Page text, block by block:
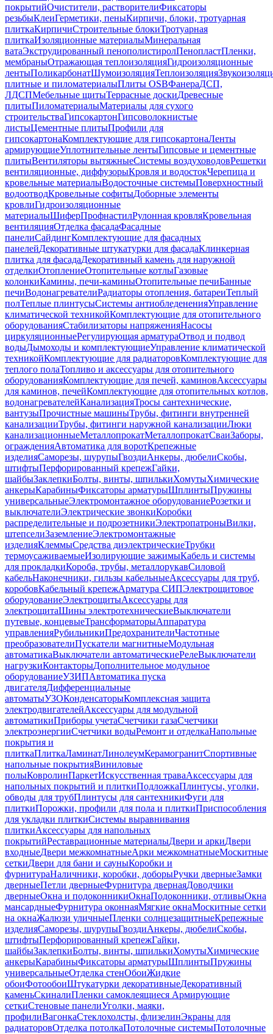
покрытийОчистители, растворителиФиксаторы
резьбыКлеиГерметики, пеныКирпичи, блоки, тротуарная
плиткаКирпичиСтроительные блокиТротуарная
плиткаИзоляционные материалыМинеральная
ватаЭкструдированный пенополистиролПенопластПленки,
мембраныОтражающая теплоизоляцияГидроизоляционные
лентыПоликарбонатШумоизоляцияТеплоизоляция
плитные и пиломатериалыПлиты OSBФанераДСП,
ЛДСПМебельные щитыТеррасные доскиДревесные
плитыПиломатериалыМатериалы для сухого
строительстваГипсокартонГипсоволокнистые
листыЦементные плитыПрофили для
гипсокартонаКомплектующие для гипсокартонаЛенты
армирующиеУплотнительные лентыГипсовые и цементные
плитыВентиляторы вытяжныеСистемы воздуховодовРешетки
вентиляционные, диффузорыКровля и водостокЧерепица и
кровельные материалыВодосточные системыПоверхностный
водоотводКровельные софитыДоборные элементы
кровлиГидроизоляционные
материалыШиферПрофнастилРулонная кровляКровельная
вентиляцияОтделка фасадаФасадные
панелиСайдингКомплектующие для фасадных
панелейДекоративные штукатурки для фасадаКлинкерная
плитка для фасадаДекоративный камень для наружной
отделкиОтоплениеОтопительные котлыГазовые
колонкиКамины, печи-каминыОтопительные печиБанные
печиВодонагревателиРадиаторы отопления, батареиТеплый
полТеплые плинтусыСистемы антиобледененияУправление
климатической техникойКомплектующие для отопительного
оборудованияСтабилизаторы напряженияНасосы
циркуляционныеРегулирующая арматураОтвод и подвод
водыДымоходы и комплектующиеУправление климатической
техникойКомплектующие для радиаторовКомплектующие для
теплого полаТопливо и аксессуары для отопительного
оборудованияКомплектующие для печей, каминовАксессуары
для каминов, печейКомплектующие для отопительных котлов,
водонагревателейКанализацияТросы сантехнические,
вантузыПрочистные машиныТрубы, фитинги внутренней
канализацииТрубы, фитинги наружной канализацииЛюки
канализационныеМеталлопрокатМеталлопрокатСваиЗаборы,
огражденияАвтоматика для воротКрепежные
изделияСаморезы, шурупыГвоздиАнкеры, дюбелиСкобы,
штифтыПерфорированный крепежГайки,
шайбыЗаклепкиБолты, винты, шпилькиХомутыХимические
анкерыКарабиныФиксаторы арматурыШплинтыПружины
универсальныеЭлектромонтажное оборудованиеРозетки и
выключателиЭлектрические звонкиКоробки
распределительные и подрозетникиЭлектропатроныВилки,
штепселиЗаземлениеЭлектромонтажные
изделияКлеммыСредства диэлектрическиеТрубки
термоусаживаемыеИзолирующие зажимыКабель и системы
для прокладкиКороба, трубы, металлорукавСиловой
кабельНаконечники, гильзы кабельныеАксессуары для труб,
коробовКабельный крепежАрматура СИПЭлектрощитовое
оборудованиеЭлектрощитыАксессуары для
электрощитаШины электротехническиеВыключатели
путевые, концевыеТрансформаторыАппаратура
управленияРубильникиПредохранителиЧастотные
преобразователиПускатели магнитныеМодульная
автоматикаВыключатели автоматическиеРелеВыключатели
нагрузкиКонтакторыДополнительное модульное
оборудованиеУЗИПАвтоматика пуска
двигателяДифференциальные
автоматыУЗОКонденсаторыКомплексная защита
электродвигателейАксессуары для модульной
автоматикиПриборы учетаСчетчики газаСчетчики
электроэнергииСчетчики водыРемонт и отделкаНапольные
покрытия и
плиткаПлиткаЛаминатЛинолеумКерамогранитСпортивные
напольные покрытияВиниловые
полыКовролинПаркетИскусственная траваАксессуары для
напольных покрытий и плиткиПодложкаПлинтусы, уголки,
обводы для трубПлинтусы для сантехникиФуги для
плиткиПорожки, профили для пола и плиткиПриспособления
для укладки плиткиСистемы выравнивания
плиткиАксессуары для напольных
покрытийРеставрационные материалыДвери и аркиДвери
входныеДвери межкомнатныеАрки межкомнатныеМоскитные
сеткиДвери для бани и сауныКоробки и
фурнитураНаличники, коробки, доборыРучки дверныеЗамки
дверныеПетли дверныеФурнитура двернаяДоводчики
дверныеОкна и подоконникиОкнаПодоконники, отливыОкна
мансардныеФурнитура оконнаяМягкие окнаМоскитные сетки
на окнаЖалюзи уличныеПленки солнцезащитныеКрепежные
изделияСаморезы, шурупыГвоздиАнкеры, дюбелиСкобы,
штифтыПерфорированный крепежГайки,
шайбыЗаклепкиБолты, винты, шпилькиХомутыХимические
анкерыКарабиныФиксаторы арматурыШплинтыПружины
универсальныеОтделка стенОбоиЖидкие
обоиФотообоиШтукатурки декоративныеДекоративный
каменьСкиналиПленки самоклеящиеся Армирующие
сеткиСтеновые панелиУголки, маяки,
профилиВагонкаСтеклохолсты, флизелинЭкраны для
радиаторовОтделка потолкаПотолочные системыПотолочные